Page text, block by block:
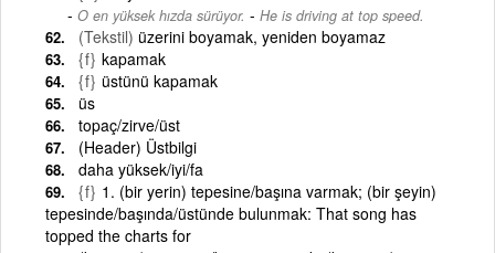
O en yüksek hızda sürüyor. - He is driving at top speed.
(Tekstil) üzerini boyamak, yeniden boyamaz
{f} kapamak
{f} üstünü kapamak
üs
topaç/zirve/üst
(Header) Üstbilgi
daha yüksek/iyi/fa
{f} 1. (bir yerin) tepesine/başına varmak; (bir şeyin)
tepesinde/başında/üstünde bulunmak: That song has
topped the charts for